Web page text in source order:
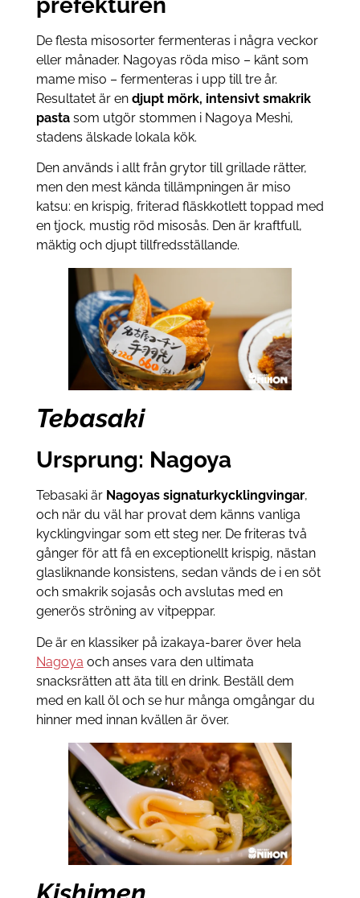
De flesta misosorter fermenteras i några veckor
eller månader. Nagoyas röda miso – känt som
mame miso – fermenteras i upp till tre år.
Resultatet är en djupt mörk, intensivt smakrik
pasta som utgör stommen i Nagoya Meshi,
stadens älskade lokala kök.
Den används i allt från grytor till grillade rätter,
men den mest kända tillämpningen är miso
katsu: en krispig, friterad fläskkotlett toppad med
en tjock, mustig röd misosås. Den är kraftfull,
mäktig och djupt tillfredsställande.
Tebasaki
Ursprung: Nagoya
Tebasaki är Nagoyas signaturkycklingvingar,
och när du väl har provat dem känns vanliga
kycklingvingar som ett steg ner. De friteras två
gånger för att få en exceptionellt krispig, nästan
glasliknande konsistens, sedan vänds de i en söt
och smakrik sojasås och avslutas med en
generös ströning av vitpeppar.
De är en klassiker på izakaya-barer över hela
Nagoya och anses vara den ultimata
snacksrätten att äta till en drink. Beställ dem
med en kall öl och se hur många omgångar du
hinner med innan kvällen är över.